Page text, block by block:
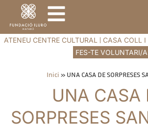
ATENEU CENTRE CULTURAL CASA COLL I
FES-TE VOLUNTARI/A
Inici » UNA CASA DE SORPRESES
UNA CASA
SORPRESES